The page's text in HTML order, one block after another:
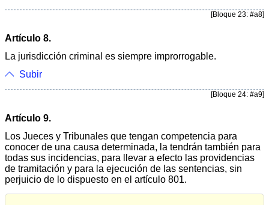
[Bloque 23: #a8]
Artículo 8.
La jurisdicción criminal es siempre improrrogable.
Subir
[Bloque 24: #a9]
Artículo 9.
Los Jueces y Tribunales que tengan competencia para
conocer de una causa determinada, la tendrán también para
todas sus incidencias, para llevar a efecto las providencias
de tramitación y para la ejecución de las sentencias, sin
perjuicio de lo dispuesto en el artículo 801.